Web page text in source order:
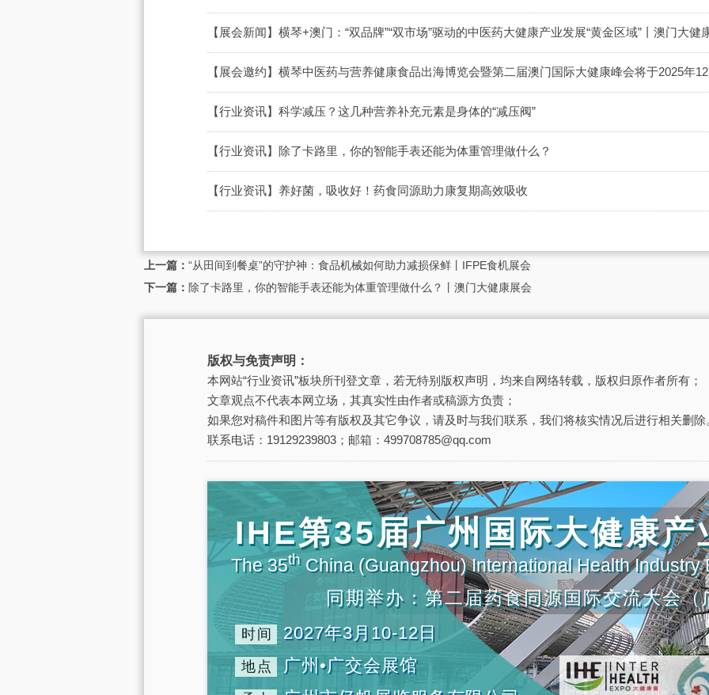
【展会新闻】横琴+澳门：“双品牌”“双市场”驱动的中医药大健康产业发展“黄金区域”丨澳门大健
【展会邀约】横琴中医药与营养健康食品出海博览会暨第二届澳门国际大健康峰会将于2025年
【行业资讯】科学减压？这几种营养补充元素是身体的“减压阀”
【行业资讯】除了卡路里，你的智能手表还能为体重管理做什么？
【行业资讯】养好菌，吸收好！药食同源助力康复期高效吸收
上一篇： “从田间到餐桌”的守护神：食品机械如何助力减损保鲜丨IFPE食机展会
下一篇： 除了卡路里，你的智能手表还能为体重管理做什么？丨澳门大健康展会
版权与免责声明：
本网站“行业资讯”板块所刊登文章，若无特别版权声明，均来自网络转载，版权归原作者所有；
文章观点不代表本网立场，其真实性由作者或稿源方负责；
如果您对稿件和图片等有版权及其它争议，请及时与我们联系，我们将核实情况后进行相关删除
联系电话：19129239803；邮箱：499708785@qq.com
IHE第35届广州国际大健康产
The 35thChina (Guangzhou) International Health Industry
同期举办：第二届药食同源国际交流大会（
时间 2027年3月10-12日
地点 广州•广交会展馆